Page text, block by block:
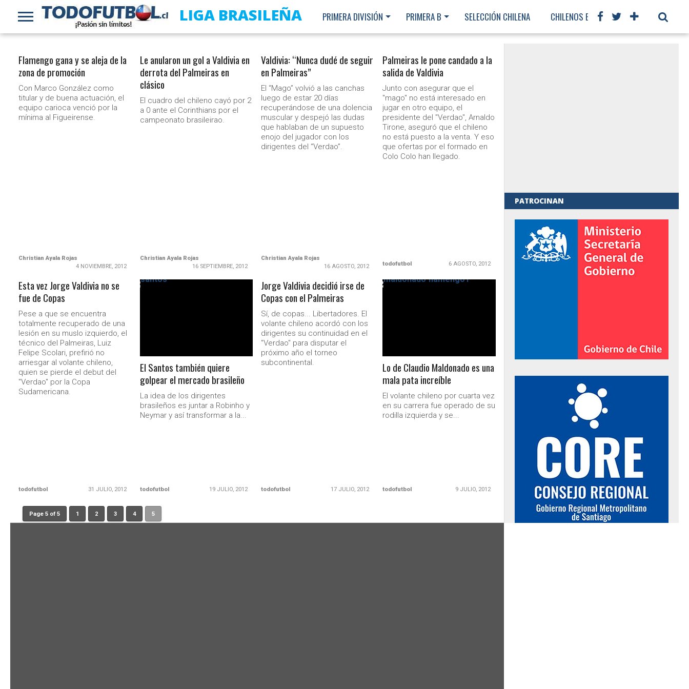
LIGA BRASILEÑA PRIMERA DIVISIÓN PRIMERA B SELECCIÓN CHILENA CHILENOS EN EL MUNDO FÚTBOL
Flamengo gana y se aleja de la
zona de promoción
Con Marco González como
titular y de buena actuación, el
equipo carioca venció por la
mínima al Figueirense.
Christian Ayala Rojas
4 NOVIEMBRE, 2012
Le anularon un gol a Valdivia en
derrota del Palmeiras en
clásico
El cuadro del chileno cayó por 2
a 0 ante el Corinthians por el
campeonato brasileirao.
Christian Ayala Rojas
16 SEPTIEMBRE, 2012
Valdivia: “Nunca dudé de seguir
en Palmeiras”
El “Mago” volvió a las canchas
luego de estar 20 días
recuperándose de una dolencia
muscular y despejó las dudas
que hablaban de un supuesto
enojo del jugador con los
dirigentes del “Verdao”.
Christian Ayala Rojas
16 AGOSTO, 2012
Palmeiras le pone candado a la
salida de Valdivia
Junto con asegurar que el
"mago" no está interesado en
jugar en otro equipo, el
presidente del "Verdao", Arnaldo
Tirone, aseguró que el chileno
no está puesto a la venta. Y eso
que ofertas por el formado en
Colo Colo han llegado.
todofutbol 6 AGOSTO, 2012
Esta vez Jorge Valdivia no se
fue de Copas
Pese a que se encuentra
totalmente recuperado de una
lesión en su muslo izquierdo, el
técnico del Palmeiras, Luiz
Felipe Scolari, prefirió no
arriesgar al volante chileno,
quien se pierde el debut del
"Verdao" por la Copa
Sudamericana.
todofutbol 31 JULIO, 2012
El Santos también quiere
golpear el mercado brasileño
La idea de los dirigentes
brasileños es juntar a Robinho y
Neymar y así transformar a la...
todofutbol 19 JULIO, 2012
Jorge Valdivia decidió irse de
Copas con el Palmeiras
Sí, de copas... Libertadores. El
volante chileno acordó con los
dirigentes su continuidad en el
"Verdao" para disputar el
próximo año el torneo
subcontinental.
todofutbol 17 JULIO, 2012
Lo de Claudio Maldonado es una
mala pata increíble
El volante chileno por cuarta vez
en su carrera fue operado de su
rodilla izquierda y se...
todofutbol 9 JULIO, 2012
Page 5 of 5 1 2 3 4 5
PATROCINAN
Ministerio Secretaría General de Gobierno